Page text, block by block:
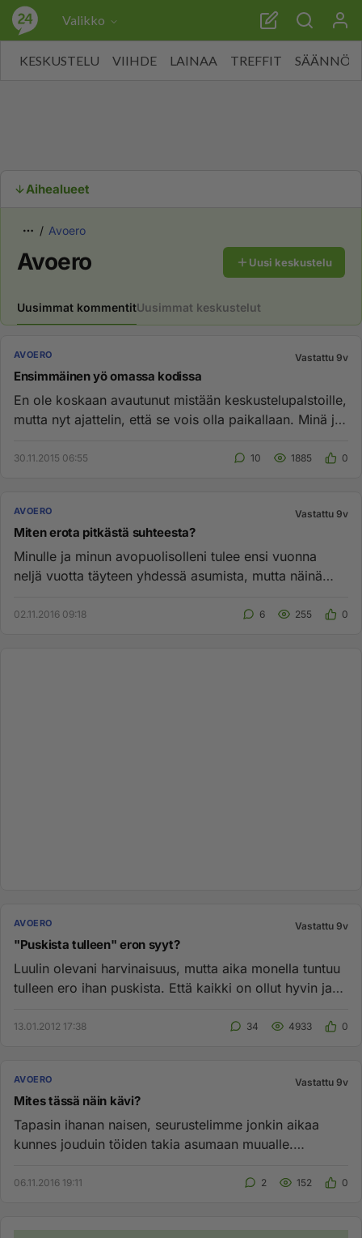
Valikko
KESKUSTELU VIIHDE LAINAA TREFFIT SÄÄNNÖT
Aihealueet
Avoero
Avoero Uusi keskustelu
Uusimmat kommentitUusimmat keskustelut
AVOERO Vastattu 9v
Ensimmäinen yö omassa kodissa
En ole koskaan avautunut mistään keskustelupalstoille,
mutta nyt ajattelin, että se vois olla paikallaan. Minä ja
30.11.2015 06:55 10 1885 0
AVOERO Vastattu 9v
Miten erota pitkästä suhteesta?
Minulle ja minun avopuolisolleni tulee ensi vuonna
neljä vuotta täyteen yhdessä asumista, mutta näinä
02.11.2016 09:18 6 255 0
AVOERO Vastattu 9v
"Puskista tulleen" eron syyt?
Luulin olevani harvinaisuus, mutta aika monella tuntuu
tulleen ero ihan puskista. Että kaikki on ollut hyvin ja
13.01.2012 17:38 34 4933 0
AVOERO Vastattu 9v
Mites tässä näin kävi?
Tapasin ihanan naisen, seurustelimme jonkin aikaa
kunnes jouduin töiden takia asumaan muualle.
06.11.2016 19:11 2 152 0